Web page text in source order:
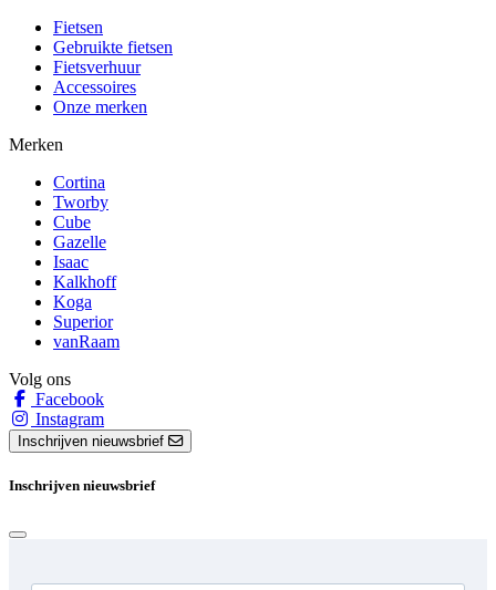
Fietsen
Gebruikte fietsen
Fietsverhuur
Accessoires
Onze merken
Merken
Cortina
Tworby
Cube
Gazelle
Isaac
Kalkhoff
Koga
Superior
vanRaam
Volg ons
Facebook
Instagram
Inschrijven nieuwsbrief
Inschrijven nieuwsbrief